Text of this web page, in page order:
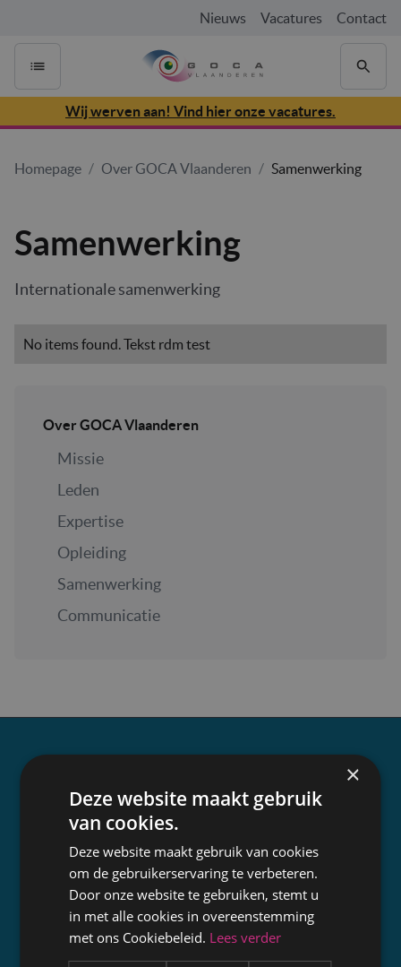
Nieuws Vacatures Contact
Wij werven aan! Vind hier onze vacatures.
Homepage / Over GOCA Vlaanderen / Samenwerking
Samenwerking
Internationale samenwerking
No items found. Tekst rdm test
Over GOCA Vlaanderen
Missie
Leden
Expertise
Opleiding
Samenwerking
Communicatie
Missie
Expertise
Opleiding
Samenwerking
Communicatie
×
Deze website maakt gebruik
van cookies.
Deze website maakt gebruik van cookies
om de gebruikerservaring te verbeteren.
Door onze website te gebruiken, stemt u
in met alle cookies in overeenstemming
met ons Cookiebeleid. Lees verder